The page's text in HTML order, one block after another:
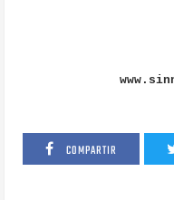
COMPARTIR